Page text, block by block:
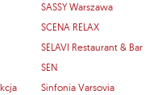
SASSY Warszawa
SCENA RELAX
SELAVI Restaurant & Bar
SEN
Sinfonia Varsovia